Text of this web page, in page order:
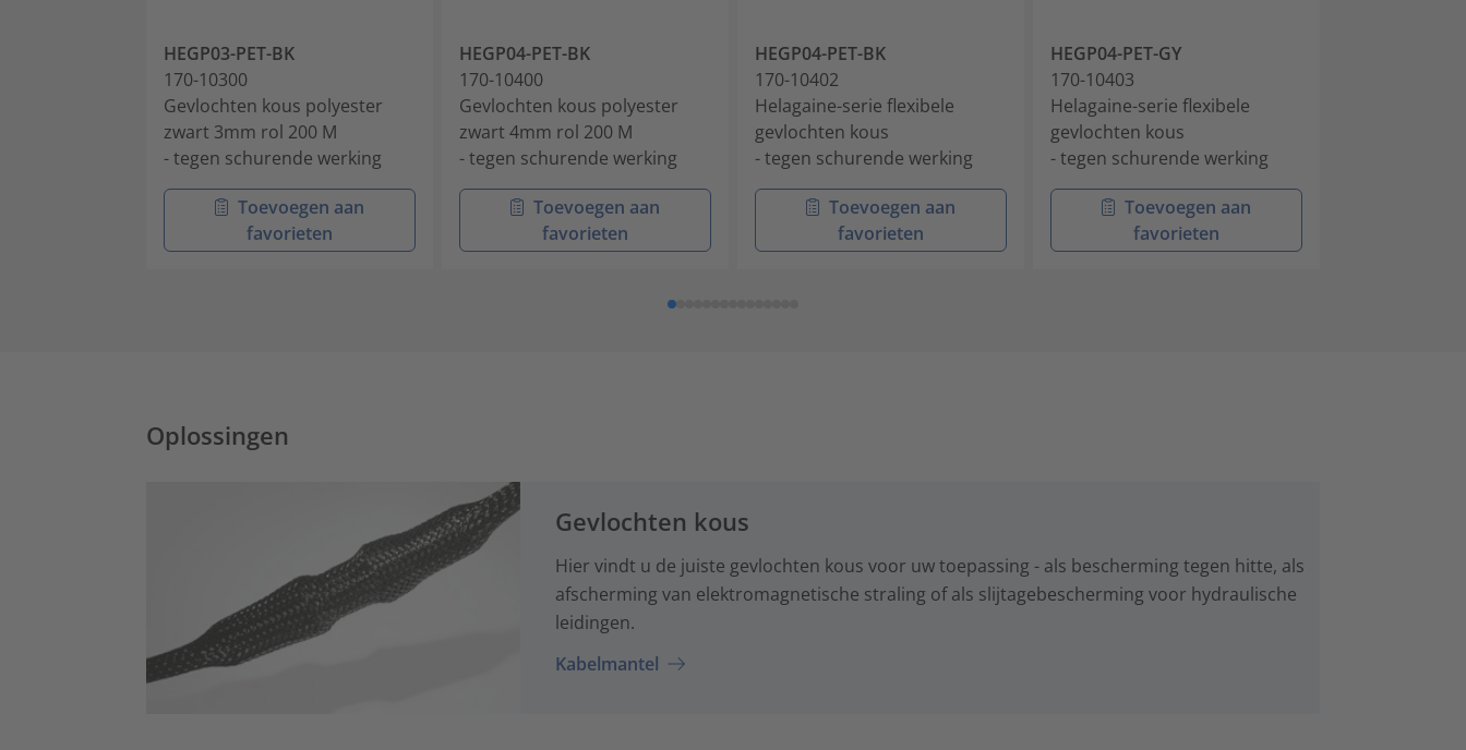
HEGP03-PET-BK
170-10300
Gevlochten kous polyester
zwart 3mm rol 200 M
- tegen schurende werking
Toevoegen aan
favorieten
HEGP04-PET-BK
170-10400
Gevlochten kous polyester
zwart 4mm rol 200 M
- tegen schurende werking
Toevoegen aan
favorieten
HEGP04-PET-BK
170-10402
Helagaine-serie flexibele
gevlochten kous
- tegen schurende werking
Toevoegen aan
favorieten
HEGP04-PET-GY
170-10403
Helagaine-serie flexibele
gevlochten kous
- tegen schurende werking
Toevoegen aan
favorieten
Oplossingen
Gevlochten kous
Hier vindt u de juiste gevlochten kous voor uw toepassing - als bescherming tegen hitte, als
afscherming van elektromagnetische straling of als slijtagebescherming voor hydraulische
leidingen.
Kabelmantel